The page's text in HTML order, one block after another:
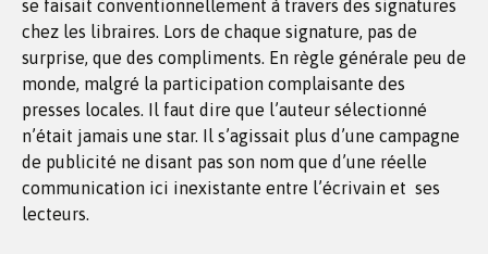
se faisait conventionnellement à travers des signatures
chez les libraires. Lors de chaque signature, pas de
surprise, que des compliments. En règle générale peu de
monde, malgré la participation complaisante des
presses locales. Il faut dire que l’auteur sélectionné
n’était jamais une star. Il s’agissait plus d’une campagne
de publicité ne disant pas son nom que d’une réelle
communication ici inexistante entre l’écrivain et ses
lecteurs.